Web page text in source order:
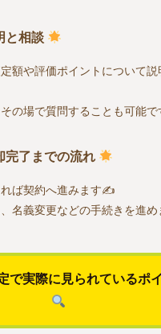
と相談
額や評価ポイントについて説
の場で質問することも可能で
完了までの流れ
ば契約へ進みます✍️
名義変更などの手続きを進め
で実際に見られているポ